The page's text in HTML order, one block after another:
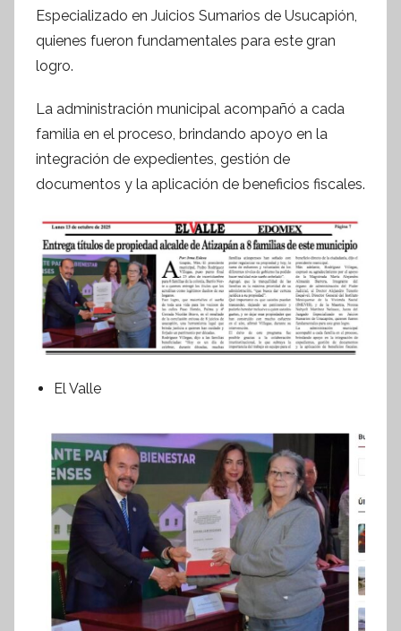
Especializado en Juicios Sumarios de Usucapión,
quienes fueron fundamentales para este gran
logro.
La administración municipal acompañó a cada
familia en el proceso, brindando apoyo en la
integración de expedientes, gestión de
documentos y la aplicación de beneficios fiscales.
El Valle